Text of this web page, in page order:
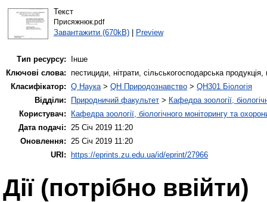
Текст
Присяжнюк.pdf
Завантажити (670kB)| Preview
Тип ресурсу:
Інше
Ключові слова: пестициди, нітрати, сільськогосподарська
Класифікатор: Q Наука> QH Природознавство > QH301 Біологія
Відділи:
Природничий факультет > Кафедра зоології,
Користувач:
Кафедра зоології, біологічного моніторингу та
Дата подачі: 25 Січ 2019 11:20
Оновлення: 25 Січ 2019 11:20
URI:
https://eprints.zu.edu.ua/id/eprint/27966
Дії ​​(потрібно ввійти)